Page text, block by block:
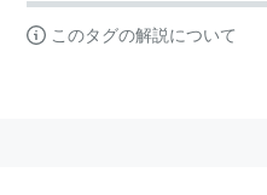
このタグの解説について